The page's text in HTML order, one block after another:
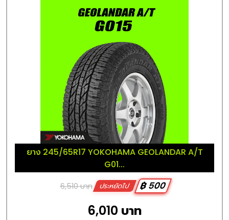
ยาง 245/65R17 YOKOHAMA GEOLANDAR A/T
G01...
6,510 บาท ประหยัดไป ฿ 500
6,010 บาท